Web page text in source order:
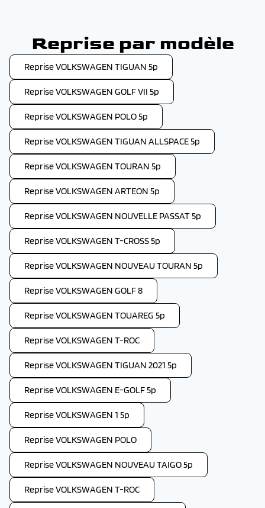
Reprise par modèle
Reprise VOLKSWAGEN TIGUAN 5p
Reprise VOLKSWAGEN GOLF VII 5p
Reprise VOLKSWAGEN POLO 5p
Reprise VOLKSWAGEN TIGUAN ALLSPACE 5p
Reprise VOLKSWAGEN TOURAN 5p
Reprise VOLKSWAGEN ARTEON 5p
Reprise VOLKSWAGEN NOUVELLE PASSAT 5p
Reprise VOLKSWAGEN T-CROSS 5p
Reprise VOLKSWAGEN NOUVEAU TOURAN 5p
Reprise VOLKSWAGEN GOLF 8
Reprise VOLKSWAGEN TOUAREG 5p
Reprise VOLKSWAGEN T-ROC
Reprise VOLKSWAGEN TIGUAN 2021 5p
Reprise VOLKSWAGEN E-GOLF 5p
Reprise VOLKSWAGEN 1 5p
Reprise VOLKSWAGEN POLO
Reprise VOLKSWAGEN NOUVEAU TAIGO 5p
Reprise VOLKSWAGEN T-ROC